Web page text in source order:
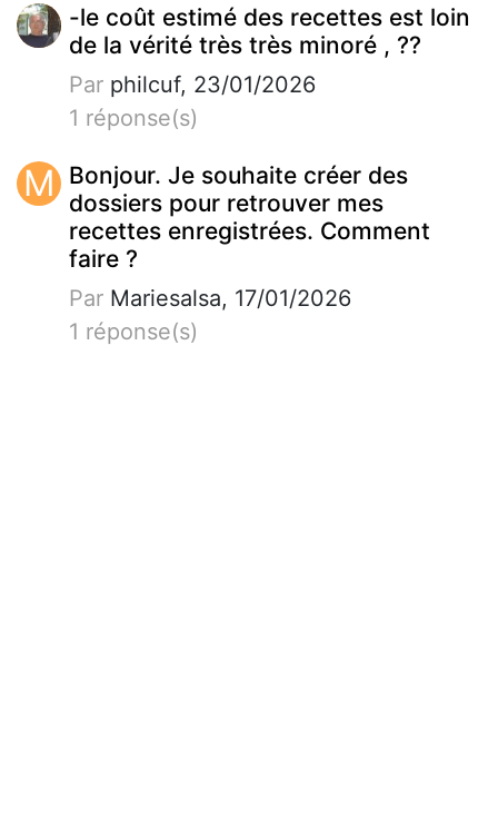
-le coût estimé des recettes est loin
de la vérité très très minoré , ??
Par philcuf, 23/01/2026
1 réponse(s)
M Bonjour. Je souhaite créer des
dossiers pour retrouver mes
recettes enregistrées. Comment
faire ?
Par Mariesalsa, 17/01/2026
1 réponse(s)